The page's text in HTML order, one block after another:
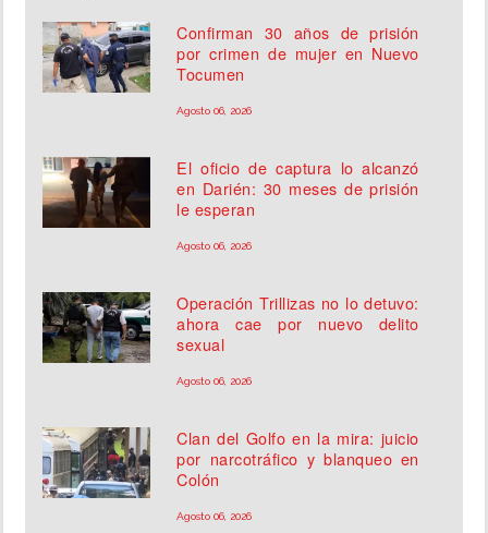
Confirman 30 años de prisión
por crimen de mujer en Nuevo
Tocumen
Agosto 06, 2026
El oficio de captura lo alcanzó
en Darién: 30 meses de prisión
le esperan
Agosto 06, 2026
Operación Trillizas no lo detuvo:
ahora cae por nuevo delito
sexual
Agosto 06, 2026
Clan del Golfo en la mira: juicio
por narcotráfico y blanqueo en
Colón
Agosto 06, 2026